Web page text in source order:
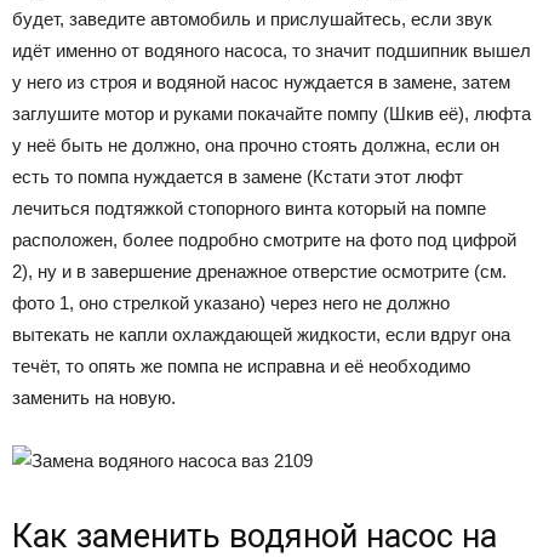
будет, заведите автомобиль и прислушайтесь, если звук
идёт именно от водяного насоса, то значит подшипник вышел
у него из строя и водяной насос нуждается в замене, затем
заглушите мотор и руками покачайте помпу (Шкив её), люфта
у неё быть не должно, она прочно стоять должна, если он
есть то помпа нуждается в замене (Кстати этот люфт
лечиться подтяжкой стопорного винта который на помпе
расположен, более подробно смотрите на фото под цифрой
2), ну и в завершение дренажное отверстие осмотрите (см.
фото 1, оно стрелкой указано) через него не должно
вытекать не капли охлаждающей жидкости, если вдруг она
течёт, то опять же помпа не исправна и её необходимо
заменить на новую.
Как заменить водяной насос на